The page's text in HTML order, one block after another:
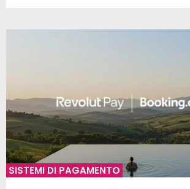
SISTEMI DI PAGAMENTO